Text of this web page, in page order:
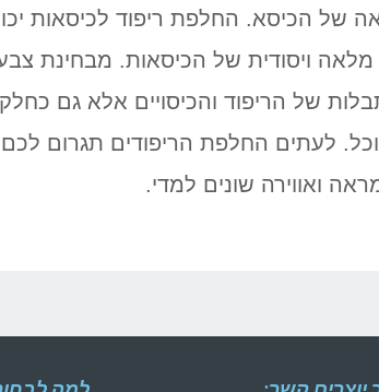
של הכיסא. החלפת ריפוד לכיסאות
ויסודית של הכיסאות. מבחינת
של הריפוד והכיסויים אלא גם
לעתים החלפת הריפודים תגרום
ואווירה שונים למדי.